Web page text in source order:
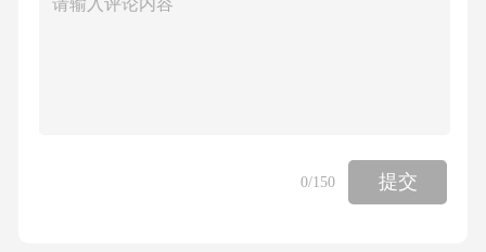
蔗糖酶溶液，则甲溶液可选择蔗糖溶液C.若甲
过程X形成两个DNA片段，如图所示。已知a链
的G和C总和为1200,占a链碱基总数的40%。A.
0/150 提交